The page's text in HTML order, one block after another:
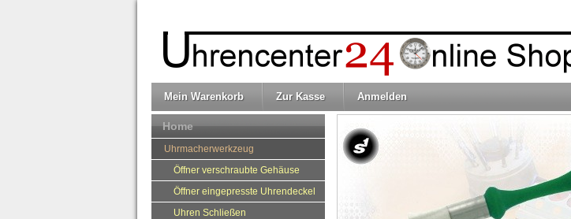
Mein Warenkorb Zur Kasse Anmelden
Home
Uhrmacherwerkzeug
Öffner verschraubte Gehäuse
Öffner eingepresste Uhrendeckel
Uhren Schließen